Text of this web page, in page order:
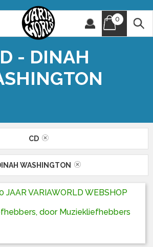
0
- DINAH
CD
WASHINGTON
JAAR VARIAWORLD WEBSHOP
door Muziekliefhebbers